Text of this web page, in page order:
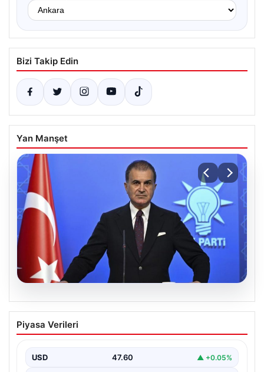
Bizi Takip Edin
Yan Manşet
05.08.2026
Çerçeve yasa teklifi Meclis’te | AK Parti
Sözcüsü Çelik: İki yıllık sürecin en
Piyasa Verileri
USD 47.60 ▲ +0.05%